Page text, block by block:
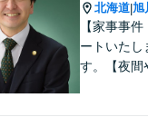
北海道|旭
【家事事
ートいたし
す。【夜間